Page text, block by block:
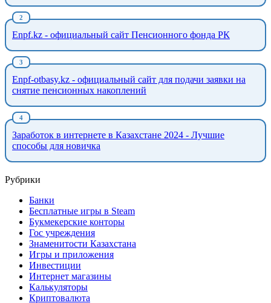
Enpf.kz - официальный сайт Пенсионного фонда РК
Enpf-otbasy.kz - официальный сайт для подачи заявки на
снятие пенсионных накоплений
Заработок в интернете в Казахстане 2024 - Лучшие
способы для новичка
Рубрики
Банки
Бесплатные игры в Steam
Букмекерские конторы
Гос учреждения
Знаменитости Казахстана
Игры и приложения
Инвестиции
Интернет магазины
Калькуляторы
Криптовалюта